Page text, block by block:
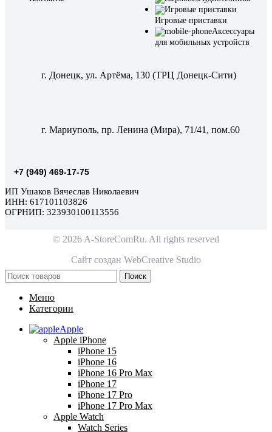
Игровые приставки
Аксессуары
для мобильных устройств
г. Донецк, ул. Артёма, 130 (ТРЦ Донецк-Сити)
г. Мариуполь, пр. Ленина (Мира), 71/41, пом.60
+7 (949) 469-17-75
ИП Ушаков Вячеслав Николаевич
ИНН: 617101103826
ОГРНИП: 323930100113556
© 2026 A-StoreComRu. All rights reserved
Сайт создан WebCreative Studio
Поиск
Меню
Категории
Apple
Apple iPhone
iPhone 15
iPhone 16
iPhone 16 Pro Max
iPhone 17
iPhone 17 Pro
iPhone 17 Pro Max
Apple Watch
Watch Series